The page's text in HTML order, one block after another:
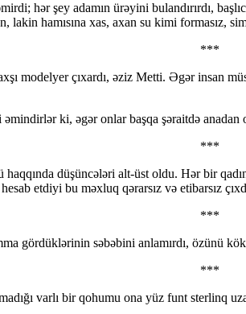
hər şey adamın ürəyini bulandırırdı,
hamısına xas, axan su kimi formasız,
***
modelyer çıxardı, əziz Metti. Əgər insan
ki, əgər onlar başqa şəraitdə
***
düşüncələri alt-üst oldu. Hər bir
etdiyi bu məxluq qərarsız və etibarsız
***
gördüklərinin səbəbini anlamırdı, özünü
***
varlı bir qohumu ona yüz funt sterlinq